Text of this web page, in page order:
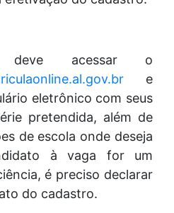
deve acessar o
e
eletrônico com seus
pretendida, além de
de escola onde deseja
à vaga for um
é preciso declarar
do cadastro.